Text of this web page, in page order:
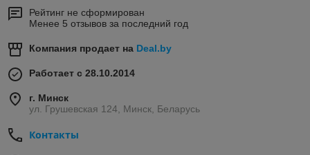
Рейтинг не сформирован
Менее 5 отзывов за последний год
Компания продает на Deal.by
Работает с 28.10.2014
г. Минск
ул. Грушевская 124, Минск, Беларусь
Контакты